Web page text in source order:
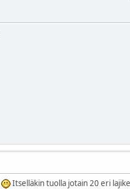
Itselläkin tuolla jotain 20 eri